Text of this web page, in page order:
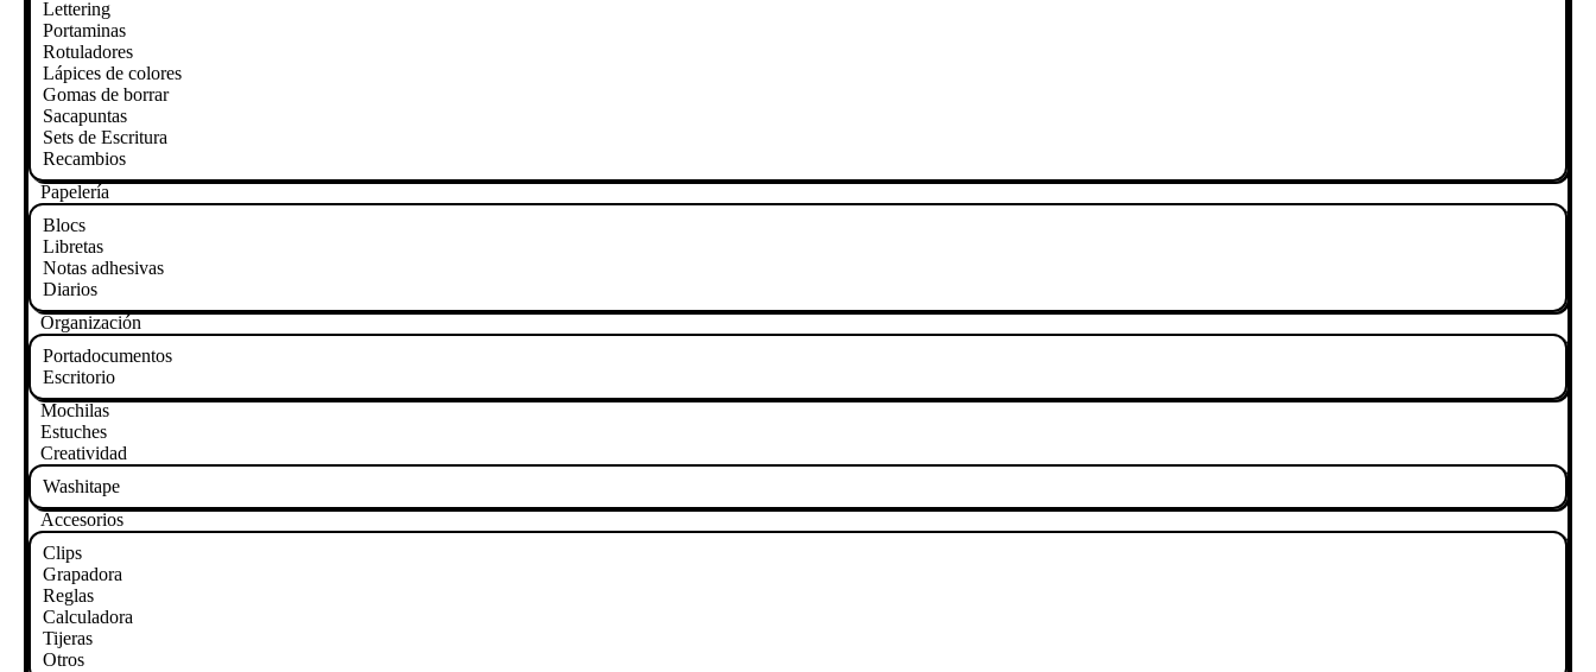
Lettering
Portaminas
Rotuladores
Lápices de colores
Gomas de borrar
Sacapuntas
Sets de Escritura
Recambios
Papelería
Blocs
Libretas
Notas adhesivas
Diarios
Organización
Portadocumentos
Escritorio
Mochilas
Estuches
Creatividad
Washitape
Accesorios
Clips
Grapadora
Reglas
Calculadora
Tijeras
Otros